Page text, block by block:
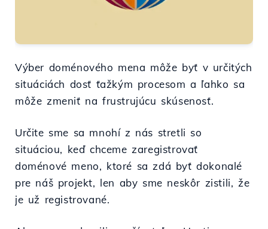
Výber doménového mena môže byť v určitých
situáciách dosť ťažkým procesom a ľahko sa
môže zmeniť na frustrujúcu skúsenosť.
Určite sme sa mnohí z nás stretli so
situáciou, keď chceme zaregistrovať
doménové meno, ktoré sa zdá byť dokonalé
pre náš projekt, len aby sme neskôr zistili, že
je už registrované.